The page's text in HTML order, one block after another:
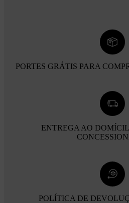
PORTES GRÁTIS PARA
ENTREGA AO
POLÍTICA DE